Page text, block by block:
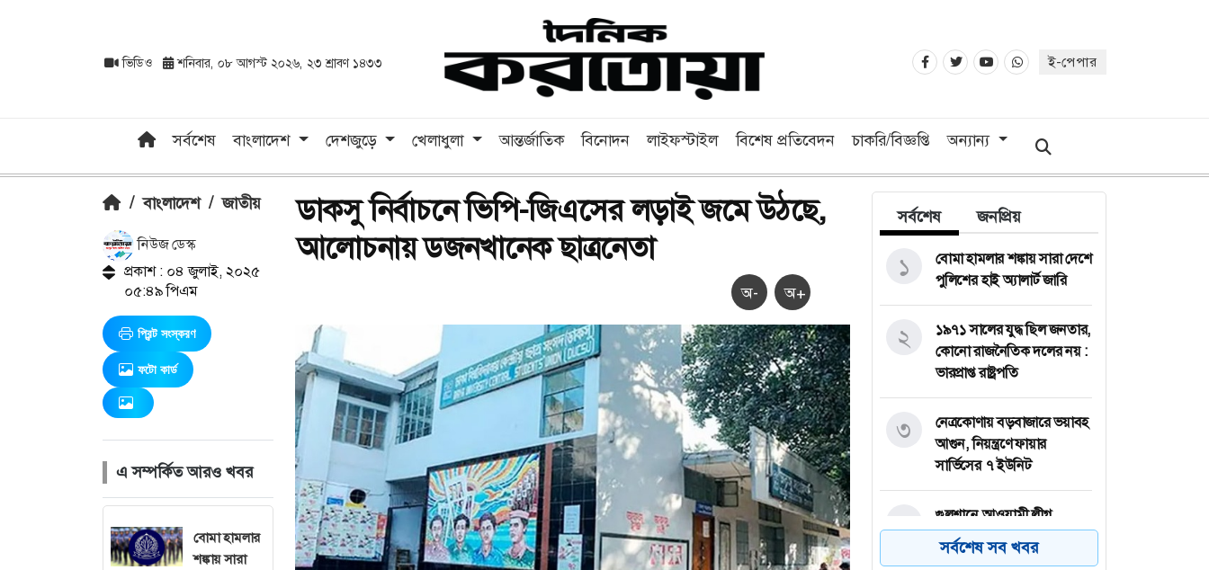
ভিডিও শনিবার, ০৮ আগস্ট ২০২৬, ২৩ শ্রাবণ ১৪৩৩ ই-পেপার
সর্বশেষ বাংলাদেশ দেশজুড়ে খেলাধুলা আন্তর্জাতিক বিনোদন লাইফস্টাইল বিশেষ প্রতিবেদন চাকরি/বিজ্ঞপ্তি অন্যান্য
/ বাংলাদেশ / জাতীয়
নিউজ ডেস্ক
প্রকাশ : ০৪ জুলাই, ২০২৫
০৫:৪৯ পিএম
প্রিন্ট সংস্করণ
ফটো কার্ড
এ সম্পর্কিত আরও খবর
বোমা হামলার
শঙ্কায় সারা
ডাকসু নির্বাচনে ভিপি-জিএসের লড়াই জমে উঠছে,
আলোচনায় ডজনখানেক ছাত্রনেতা
অ- অ+
সর্বশেষ জনপ্রিয়
বোমা হামলার শঙ্কায় সারা দেশে
পুলিশের হাই অ্যালার্ট জারি
১
১৯৭১ সালের যুদ্ধ ছিল জনতার,
কোনো রাজনৈতিক দলের নয় :
ভারপ্রাপ্ত রাষ্ট্রপতি
২
নেত্রকোণায় বড়বাজারে ভয়াবহ
আগুন, নিয়ন্ত্রণে ফায়ার
সার্ভিসের ৭ ইউনিট
৩
গুলশানে আওয়ামী লীগ
নেতাকর্মীদের গোপন বৈঠক,
গ্রেফতার ৬
৪
সর্বশেষ সব খবর